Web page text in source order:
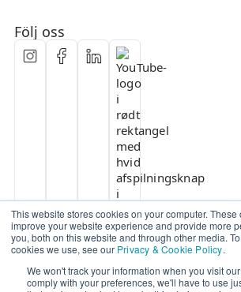
This website stores cookies on your computer. These
improve your website experience and provide more
you, both on this website and through other media.
cookies we use, see our Privacy & Cookie Policy.
We won't track your information when you visit
comply with your preferences, we'll have to use
Följ oss